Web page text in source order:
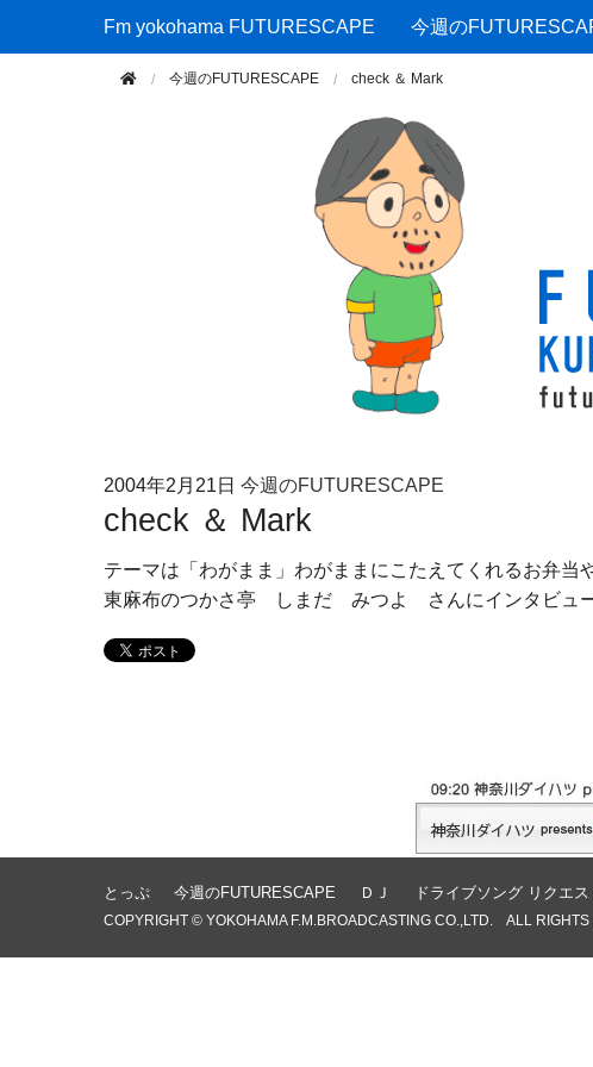
Fm yokohama FUTURESCAPE
Fm yokohama FUTURESCAPE 今週の
今週のFUTURESCAPE check ＆ Mark
2004年2月21日 今週のFUTURESCAPE
check ＆ Mark
テーマは「わがまま」わがままにこたえてくれるお弁当
東麻布のつかさ亭 しまだ みつよ さんにインタビュ
とっぷ 今週のFUTURESCAPE ＤＪ ドライブソング リクエス
COPYRIGHT © YOKOHAMA F.M.BROADCASTING CO.,LTD. ALL